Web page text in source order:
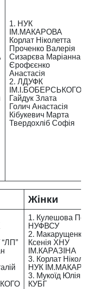
1. НУК
ІМ.МАКАРОВА
Корлат Ніколетта
Проченко Валерія
Сизарєва Маріанна
Єрофєєнко
Анастасія
2. ЛДУФК
ІМ.І.БОБЕРСЬКОГО
Гайдук Злата
Голич Анастасія
Кібукевич Марта
Твердохліб Софія
Жінки
1. Кулешова Поліна
НУФВСУ
2. Макарущенко
Ксенія ХНУ
ІМ.КАРАЗІНА
3. Корлат Ніколетта
НУК ІМ.МАКАРОВА
3. Мукоїд Юлія
КУБГ